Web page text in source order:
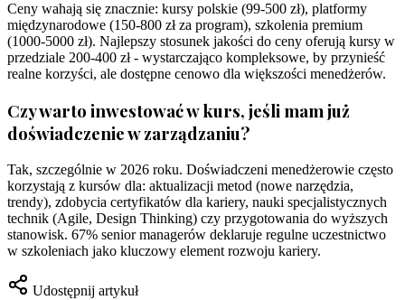
Ceny wahają się znacznie: kursy polskie (99-500 zł), platformy
międzynarodowe (150-800 zł za program), szkolenia premium
(1000-5000 zł). Najlepszy stosunek jakości do ceny oferują kursy w
przedziale 200-400 zł - wystarczająco kompleksowe, by przynieść
realne korzyści, ale dostępne cenowo dla większości menedżerów.
Czy warto inwestować w kurs, jeśli mam już
doświadczenie w zarządzaniu?
Tak, szczególnie w 2026 roku. Doświadczeni menedżerowie często
korzystają z kursów dla: aktualizacji metod (nowe narzędzia,
trendy), zdobycia certyfikatów dla kariery, nauki specjalistycznych
technik (Agile, Design Thinking) czy przygotowania do wyższych
stanowisk. 67% senior managerów deklaruje regulne uczestnictwo
w szkoleniach jako kluczowy element rozwoju kariery.
Udostępnij artykuł